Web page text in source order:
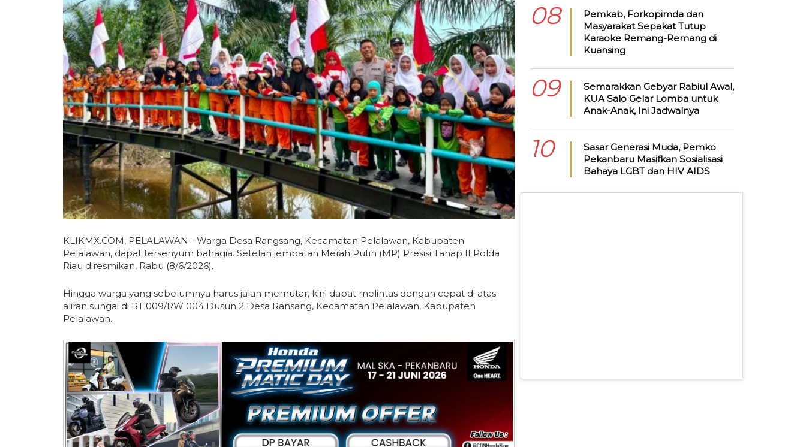
KLIKMX.COM, PELALAWAN - Warga Desa Rangsang, Kecamatan Pelalawan, Kabupaten
Pelalawan, dapat tersenyum bahagia. Setelah jembatan Merah Putih (MP) Presisi Tahap II Polda
Riau diresmikan, Rabu (8/6/2026).
Hingga warga yang sebelumnya harus jalan memutar, kini dapat melintas dengan cepat di atas
aliran sungai di RT 009/RW 004 Dusun 2 Desa Ransang, Kecamatan Pelalawan, Kabupaten
Pelalawan.
08
Pemkab, Forkopimda dan
Masyarakat Sepakat Tutup
Karaoke Remang-Remang di
Kuansing
09
Semarakkan Gebyar Rabiul Awal,
KUA Salo Gelar Lomba untuk
Anak-Anak, Ini Jadwalnya
10
Sasar Generasi Muda, Pemko
Pekanbaru Masifkan Sosialisasi
Bahaya LGBT dan HIV AIDS